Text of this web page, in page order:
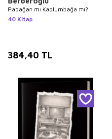
Papağan mı Kaplumbağa mı?
40 Kitap
384,40 TL